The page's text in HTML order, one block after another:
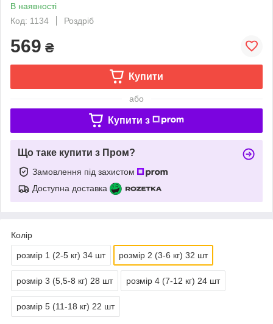
В наявності
Код: 1134
Роздріб
569 ₴
Купити
або
Купити з
Що таке купити з Пром?
Замовлення під захистом
Доступна доставка
Колір
розмір 1 (2-5 кг) 34 шт розмір 2 (3-6 кг) 32 шт
розмір 3 (5,5-8 кг) 28 шт розмір 4 (7-12 кг) 24 шт
розмір 5 (11-18 кг) 22 шт